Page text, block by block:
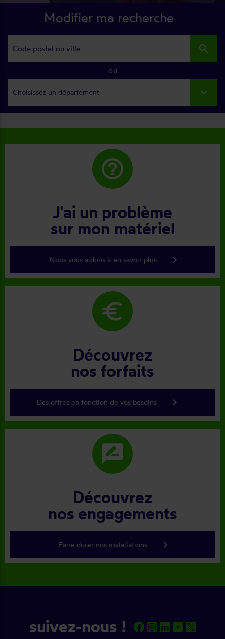
Modifier ma recherche
search
ou
Choisissez un département
help_outline
J'ai un problème
sur mon matériel
Nous vous aidons à en savoir plus keyboard_arrow_right
euro
Découvrez
nos forfaits
Des offres en fonction de vos besoins keyboard_arrow_right
rate_review
Découvrez
nos engagements
Faire durer nos installations keyboard_arrow_right
suivez-nous !